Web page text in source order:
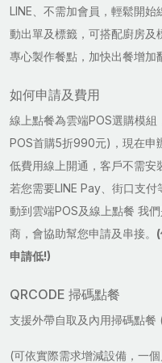
LINE、不需加會員，輕鬆開
動出單及標籤，可搭配廚房及
專心製作餐點，加快出餐增加
如何申請及費用
線上點餐為雲端POS選購模
POS首購5折990元)，現在申
低費用線上開通，客戶不需安
若您需要LINE Pay、街口支
動到雲端POS及線上點餐 我
商，會協助幫您申請及串接。
申請低!)
QRCODE 掃碼點餐
支援外帶自取及內用掃碼點餐
(可依實際需求增減設備，一